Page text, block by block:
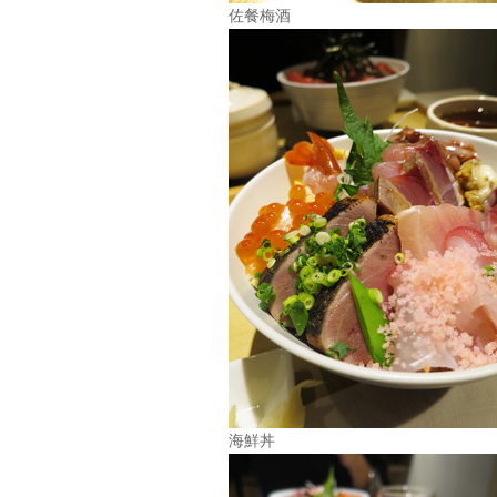
佐餐梅酒
海鮮丼